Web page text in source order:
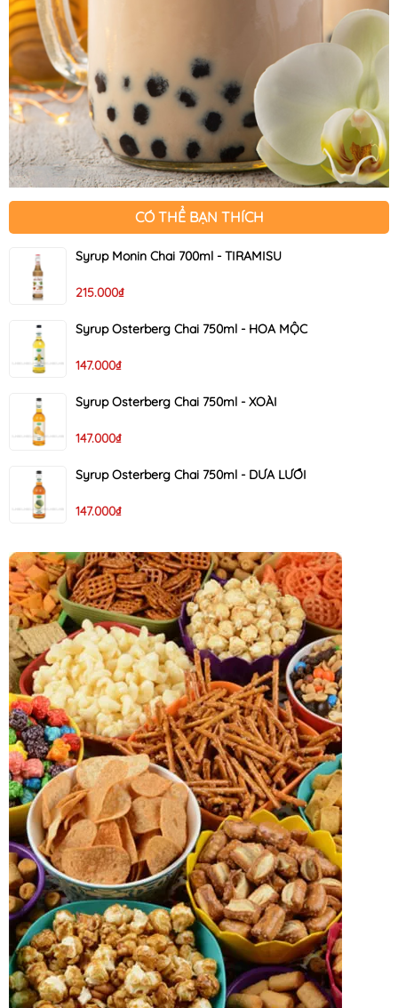
CÓ THỂ BẠN THÍCH
Syrup Monin Chai 700ml - TIRAMISU
215.000₫
Syrup Osterberg Chai 750ml - HOA MỘC
147.000₫
Syrup Osterberg Chai 750ml - XOÀI
147.000₫
Syrup Osterberg Chai 750ml - DƯA LƯỚI
147.000₫